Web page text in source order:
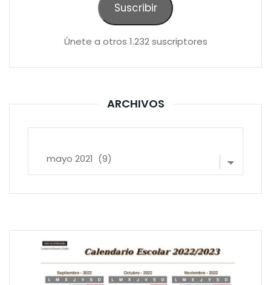
Suscribir
Únete a otros 1.232 suscriptores
ARCHIVOS